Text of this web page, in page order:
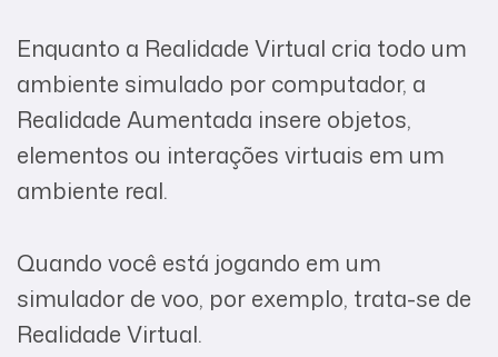
Enquanto a Realidade Virtual cria todo um
ambiente simulado por computador, a
Realidade Aumentada insere objetos,
elementos ou interações virtuais em um
ambiente real.
Quando você está jogando em um
simulador de voo, por exemplo, trata-se de
Realidade Virtual.